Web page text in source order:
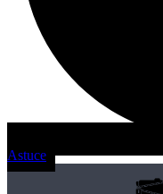
Astuce